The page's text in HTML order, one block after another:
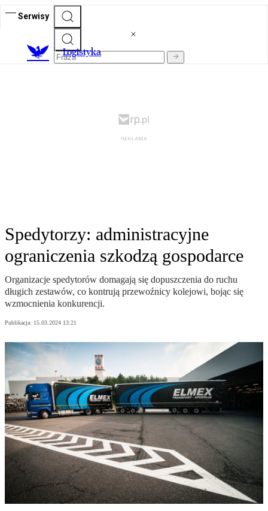
Serwisy
Logistyka
Spedytorzy: administracyjne
ograniczenia szkodzą gospodarce
Organizacje spedytorów domagają się dopuszczenia do ruchu
długich zestawów, co kontrują przewoźnicy kolejowi, bojąc się
wzmocnienia konkurencji.
Publikacja: 15.03.2024 13:21